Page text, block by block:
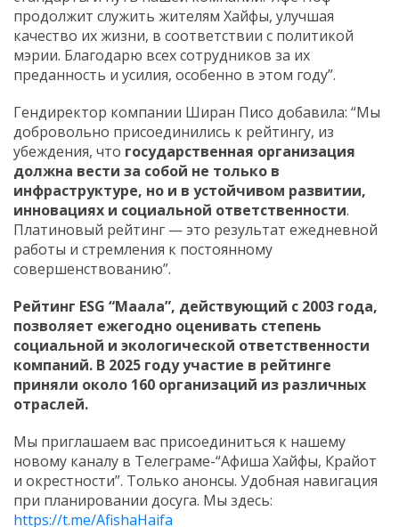
продолжит служить жителям Хайфы, улучшая
качество их жизни, в соответствии с политикой
мэрии. Благодарю всех сотрудников за их
преданность и усилия, особенно в этом году”.
Гендиректор компании Ширан Писо добавила: “Мы
добровольно присоединились к рейтингу, из
убеждения, что государственная организация
должна вести за собой не только в
инфраструктуре, но и в устойчивом развитии,
инновациях и социальной ответственности.
Платиновый рейтинг — это результат ежедневной
работы и стремления к постоянному
совершенствованию”.
Рейтинг ESG “Маала”, действующий с 2003 года,
позволяет ежегодно оценивать степень
социальной и экологической ответственности
компаний. В 2025 году участие в рейтинге
приняли около 160 организаций из различных
отраслей.
Мы приглашаем вас присоединиться к нашему
новому каналу в Телеграме-“Афиша Хайфы, Крайот
и окрестности”. Только анонсы. Удобная навигация
при планировании досуга. Мы здесь:
https://t.me/AfishaHaifa